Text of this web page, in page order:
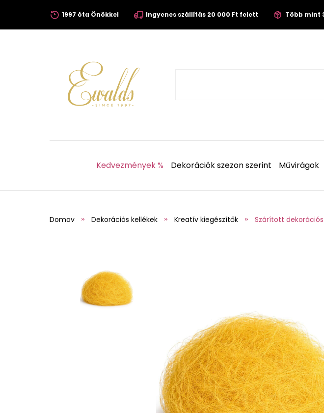
1997 óta Önökkel Ingyenes szállítás 20 000 Ft felett Több mint
Kedvezmények % Dekorációk szezon szerint Művirágok
Domov Dekorációs kellékek Kreatív kiegészítők Szárított